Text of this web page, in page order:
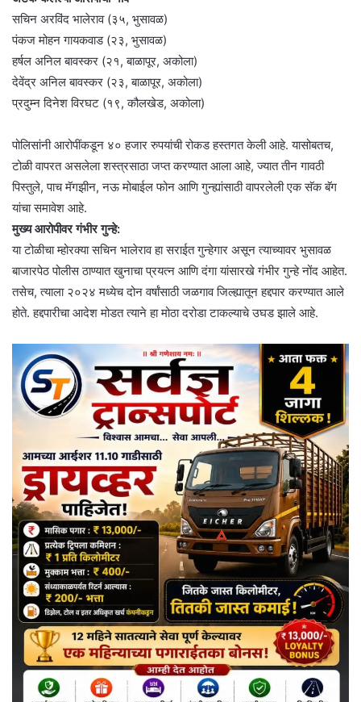
​सचिन अरविंद भालेराव (३५, भुसावळ)
​पंकज मोहन गायकवाड (२३, भुसावळ)
​हर्षल अनिल बावस्कर (२१, बाळापूर, अकोला)
​देवेंद्र अनिल बावस्कर (२३, बाळापूर, अकोला)
​प्रदुम्न दिनेश विरघट (१९, कौलखेड, अकोला)
​पोलिसांनी आरोपींकडून ४० हजार रुपयांची रोकड हस्तगत केली आहे. यासोबतच,
टोळी वापरत असलेला शस्त्रसाठा जप्त करण्यात आला आहे, ज्यात तीन गावठी
पिस्तुले, पाच मॅगझीन, नऊ मोबाईल फोन आणि गुन्ह्यांसाठी वापरलेली एक सॅक बॅग
यांचा समावेश आहे.
मुख्य आरोपीवर गंभीर गुन्हे:
​या टोळीचा म्होरक्या सचिन भालेराव हा सराईत गुन्हेगार असून त्याच्यावर भुसावळ
बाजारपेठ पोलीस ठाण्यात खुनाचा प्रयत्न आणि दंगा यांसारखे गंभीर गुन्हे नोंद आहेत.
तसेच, त्याला २०२४ मध्येच दोन वर्षांसाठी जळगाव जिल्ह्यातून हद्दपार करण्यात आले
होते. हद्दपारीचा आदेश मोडत त्याने हा मोठा दरोडा टाकल्याचे उघड झाले आहे.